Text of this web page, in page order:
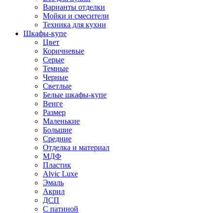
Варианты отделки
Мойки и смесители
Техника для кухни
Шкафы-купе
Цвет
Коричневые
Серые
Темные
Черные
Светлые
Белые шкафы-купе
Венге
Размер
Маленькие
Большие
Средние
Отделка и материал
МДФ
Пластик
Alvic Luxe
Эмаль
Акрил
ДСП
С патиной